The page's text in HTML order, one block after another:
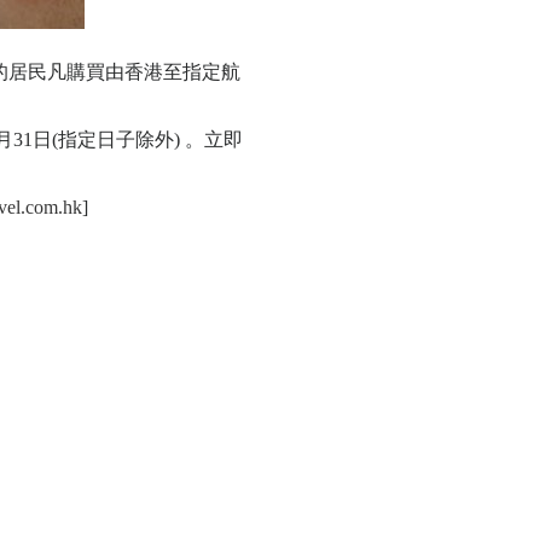
居民凡購買由香港至指定航
31日(指定日子除外) 。立即
]